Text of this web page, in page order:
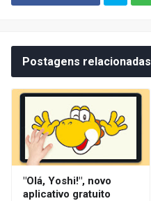
Postagens relacionadas
"Olá, Yoshi!", novo
aplicativo gratuito